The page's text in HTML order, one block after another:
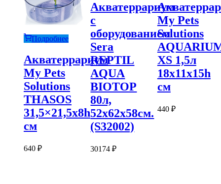
Подробнее
Акватеррариум
My Pets
Solutions
THASOS
31,5×21,5x8h
см
640 ₽
Акватеррариум
с
оборудованием
Sera
REPTIL
AQUA
BIOTOP
80л,
52x62x58см.
(S32002)
30174₽
My Pets
Solutions
XS 1,5л
18x11x15h
см
440 ₽